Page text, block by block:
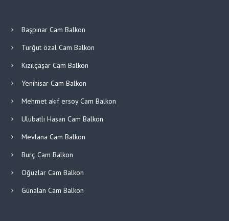
Başpınar Cam Balkon
Turğut özal Cam Balkon
Kızılçaşar Cam Balkon
Yenihisar Cam Balkon
Mehmet akif ersoy Cam Balkon
Ulubatlı Hasan Cam Balkon
Mevlana Cam Balkon
Burç Cam Balkon
Oğuzlar Cam Balkon
Günalan Cam Balkon